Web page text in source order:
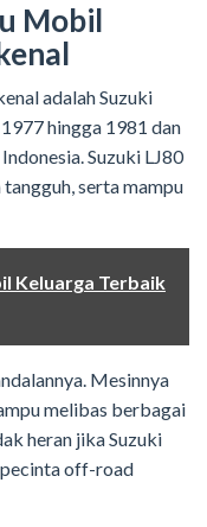
Mobil
adalah Suzuki
hingga 1981 dan
Suzuki LJ80
serta mampu
Keluarga Terbaik
Mesinnya
melibas berbagai
heran jika Suzuki
pecinta off-road